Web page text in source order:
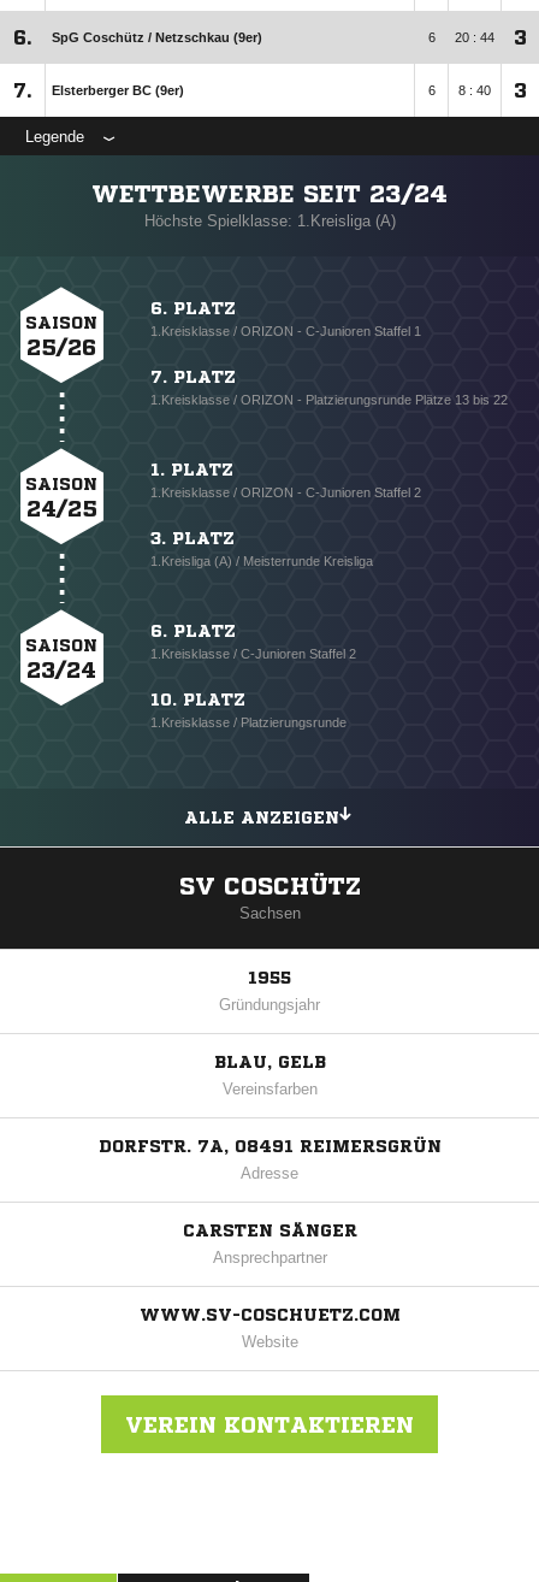
6. SpG Coschütz /​ Netzschkau (9er) 6 20 : 44 3
7. Elsterberger BC (9er) 6 8 : 40 3
Legende
WETTBEWERBE SEIT 23/24
Höchste Spielklasse: 1.Kreisliga (A)
SAISON
25/26
6. PLATZ
1.Kreisklasse / ORIZON - C-Junioren Staffel 1
7. PLATZ
1.Kreisklasse / ORIZON - Platzierungsrunde Plätze 13 bis 22
SAISON
24/25
1. PLATZ
1.Kreisklasse / ORIZON - C-Junioren Staffel 2
3. PLATZ
1.Kreisliga (A) / Meisterrunde Kreisliga
SAISON
23/24
6. PLATZ
1.Kreisklasse / C-Junioren Staffel 2
10. PLATZ
1.Kreisklasse / Platzierungsrunde
ALLE ANZEIGEN
SV COSCHÜTZ
Sachsen
1955
Gründungsjahr
BLAU, GELB
Vereinsfarben
DORFSTR. 7A, 08491 REIMERSGRÜN
Adresse
CARSTEN SÄNGER
Ansprechpartner
WWW.SV-COSCHUETZ.COM
Website
VEREIN KONTAKTIEREN